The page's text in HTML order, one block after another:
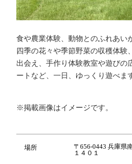
食や農業体験、動物とのふれあい
四季の花々や季節野菜の収穫体験
出会え、手作り体験教室や遊びの
ートなど、一日、ゆっくり遊べま
※掲載画像はイメージです。
場所
〒656-0443 兵庫県
１４０１